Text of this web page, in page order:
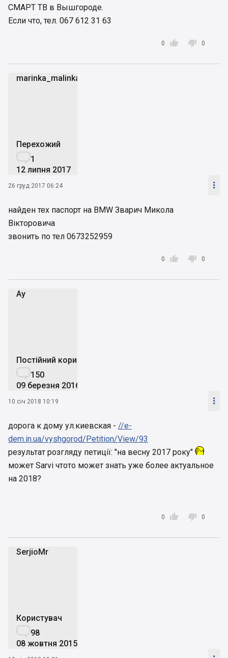
СМАРТ ТВ в Вышгороде.
Если что, тел. 067 612 31 63

0  0
marinka_malinka
Перехожий
1
12 липня 2017
26 груд 2017 06:24 
найден тех паспорт на BMW Зварич Микола
Вікторовича
звонить по тел 0673252959

0  0
Аy
Постійний користувач
150
09 березня 2016
10 січ 2018 10:19 
дорога к дому ул.киевская - //e-
dem.in.ua/vyshgorod/Petition/View/93
результат розгляду петиції: "на весну 2017 року"
может Sarvi чтото может знать уже более актуальное
на 2018?

0  0
SerjioMr
Користувач
98
08 жовтня 2015